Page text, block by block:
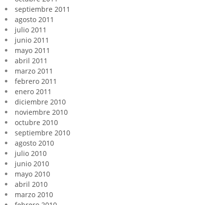
septiembre 2011
agosto 2011
julio 2011
junio 2011
mayo 2011
abril 2011
marzo 2011
febrero 2011
enero 2011
diciembre 2010
noviembre 2010
octubre 2010
septiembre 2010
agosto 2010
julio 2010
junio 2010
mayo 2010
abril 2010
marzo 2010